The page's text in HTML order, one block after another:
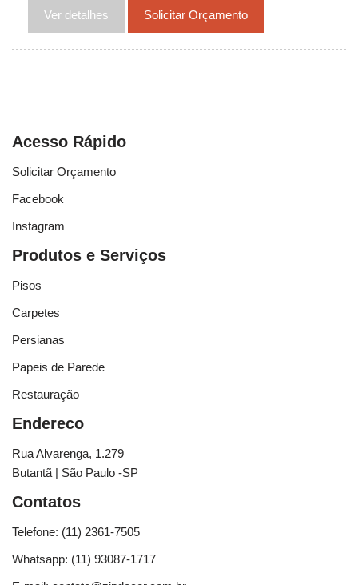
Ver detalhes Solicitar Orçamento
Acesso Rápido
Solicitar Orçamento
Facebook
Instagram
Produtos e Serviços
Pisos
Carpetes
Persianas
Papeis de Parede
Restauração
Endereco
Rua Alvarenga, 1.279
Butantã | São Paulo -SP
Contatos
Telefone: (11) 2361-7505
Whatsapp: (11) 93087-1717